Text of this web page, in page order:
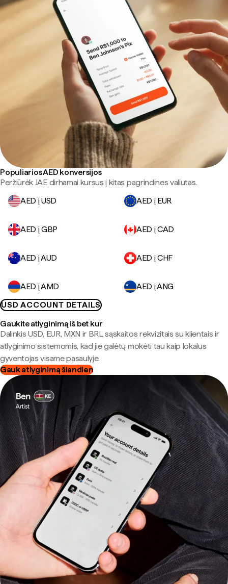
Populiarios AED konversijos
Peržiūrėk JAE dirhamai kursus į kitas pagrindines valiutas.
AED į USD
AED į EUR
AED į GBP AED į CAD
AED į AUD AED į CHF
AED į AMD
AED į ANG
USD ACCOUNT DETAILS
Gaukite atlyginimą iš bet kur
Dalinkis USD, EUR, MXN ir BRL sąskaitos rekvizitais su klientais ir
atlyginimo sistemomis, kad jie galėtų mokėti tau kaip lokalus
gyventojas visame pasaulyje.
Gauk atlyginimą šiandien